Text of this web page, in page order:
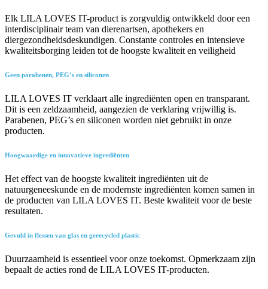
Elk LILA LOVES IT-product is zorgvuldig ontwikkeld door een
interdisciplinair team van dierenartsen, apothekers en
diergezondheidsdeskundigen. Constante controles en intensieve
kwaliteitsborging leiden tot de hoogste kwaliteit en veiligheid
Geen parabenen, PEG’s en siliconen
LILA LOVES IT verklaart alle ingrediënten open en transparant.
Dit is een zeldzaamheid, aangezien de verklaring vrijwillig is.
Parabenen, PEG’s en siliconen worden niet gebruikt in onze
producten.
Hoogwaardige en innovatieve ingrediënten
Het effect van de hoogste kwaliteit ingrediënten uit de
natuurgeneeskunde en de modernste ingrediënten komen samen in
de producten van LILA LOVES IT. Beste kwaliteit voor de beste
resultaten.
Gevuld in flessen van glas en gerecycled plastic
Duurzaamheid is essentieel voor onze toekomst. Opmerkzaam zijn
bepaalt de acties rond de LILA LOVES IT-producten.